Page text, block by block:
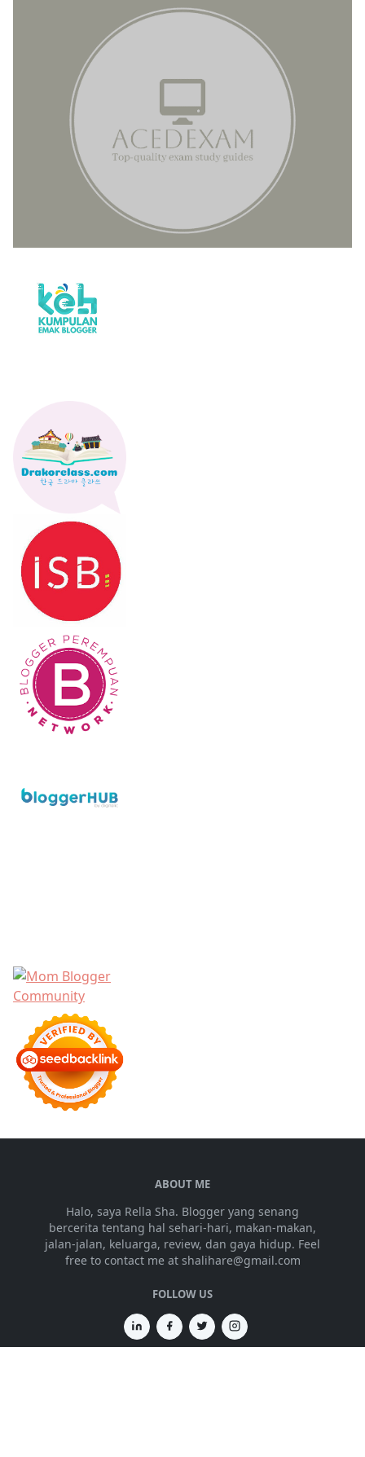
ABOUT ME
Halo, saya Rella Sha. Blogger yang senang
bercerita tentang hal sehari-hari, makan-makan,
jalan-jalan, keluarga, review, dan gaya hidup. Feel
free to contact me at shalihare@gmail.com
FOLLOW US